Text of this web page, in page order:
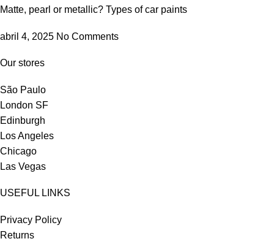
Matte, pearl or metallic? Types of car paints
abril 4, 2025 No Comments
Our stores
São Paulo
London SF
Edinburgh
Los Angeles
Chicago
Las Vegas
USEFUL LINKS
Privacy Policy
Returns